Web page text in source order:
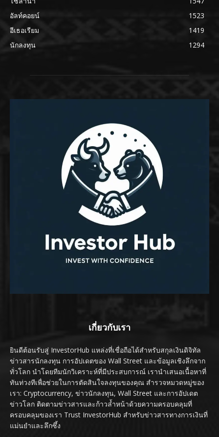
อัลท์คอยน์
1523
อีเธอเรียม
1419
นักลงทุน
1294
เกี่ยวกับเรา
ยินดีต้อนรับสู่ InvestorHub แหล่งที่เชื่อถือได้สำหรับสกุลเงินดิจิทัล
ข่าวสารนักลงทุน การอัปเดตของ Wall Street และข้อมูลเชิงลึกจาก
ทั่วโลก นำโดยทีมนักวิเคราะห์ที่มีประสบการณ์ เรานำเสนอเนื้อหาที่
ทันท่วงทีเพื่อช่วยในการตัดสินใจลงทุนของคุณ สำรวจหมวดหมู่ของ
เรา: Cryptocurrency, ข่าวนักลงทุน, Wall Street และการอัปเดต
ข่าวโลก ติดตามข่าวสารและก้าวล้ำหน้าด้วยความครอบคลุมที่
ครอบคลุมของเรา Trust InvestorHub สำหรับข่าวสารทางการเงินที่
แม่นยำและลึกซึ้ง